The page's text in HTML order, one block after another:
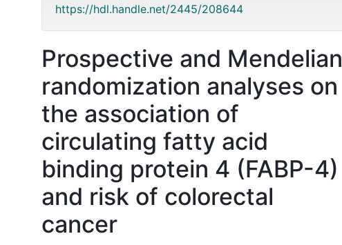
https://hdl.handle.net/2445/208644
Prospective and Mendelian
randomization analyses on
the association of
circulating fatty acid
binding protein 4 (FABP-4)
and risk of colorectal
cancer